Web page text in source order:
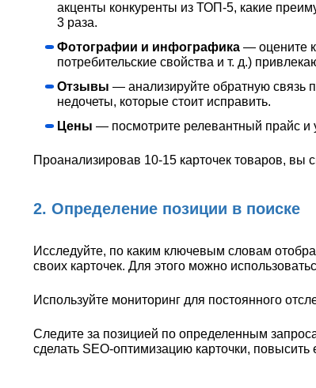
акценты конкуренты из ТОП-5, какие
3 раза.
Фотографии и инфографика — оцените
потребительские свойства и т. д.)
Отзывы — анализируйте обратную связь
недочеты, которые стоит исправить.
Цены — посмотрите релевантный прайс и
Проанализировав 10-15 карточек товаров, вы
2. Определение позиции в поиске
Исследуйте, по каким ключевым словам
своих карточек. Для этого можно
Используйте мониторинг для постоянного
Следите за позицией по определенным
сделать SEO-оптимизацию карточки,